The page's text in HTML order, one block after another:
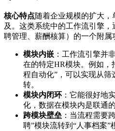
核心特点随着企业规模的扩大
及。这类系统中的工作流引擎
聘管理、薪酬核算）的一个附属
模块内嵌 ：工作流引擎并
在的特定HR模块。例如，
程自动化”，可以实现从
转。
模块内闭环 ：它能很好地
化，数据在模块内是联通的
跨模块壁垒 ：当流程需要
聘”模块流转到“人事档案